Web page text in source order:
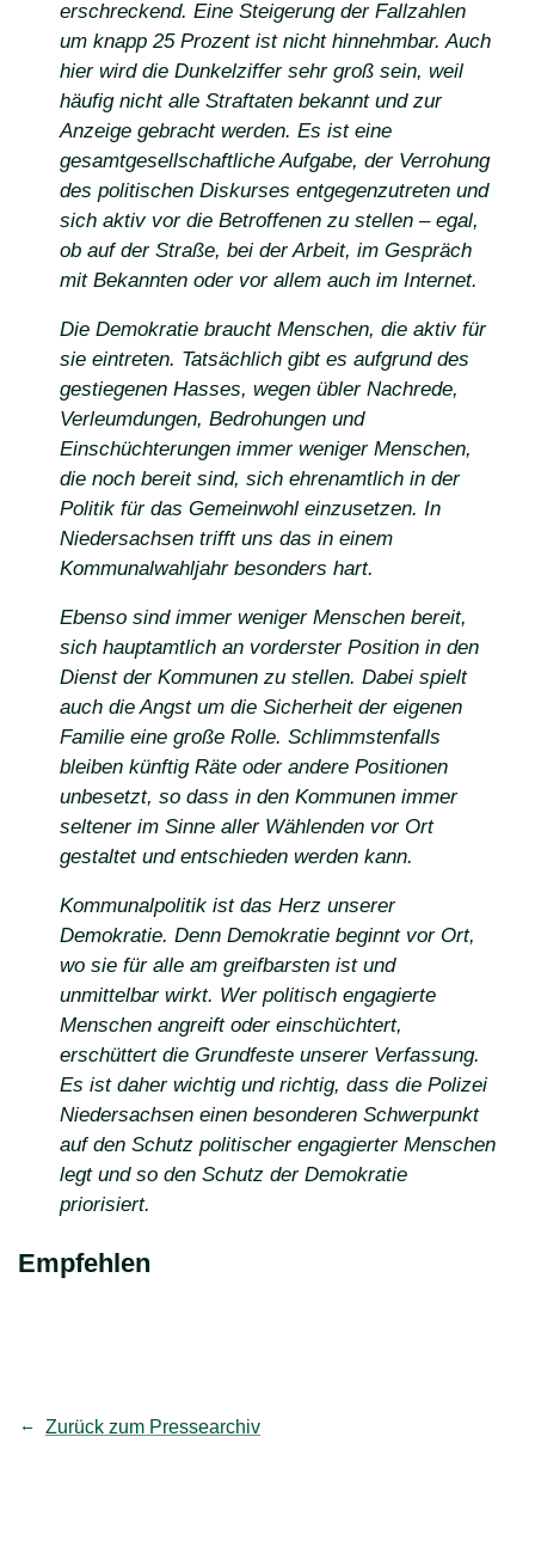
erschreckend. Eine Steigerung der Fallzahlen
um knapp 25 Prozent ist nicht hinnehmbar. Auch
hier wird die Dunkelziffer sehr groß sein, weil
häufig nicht alle Straftaten bekannt und zur
Anzeige gebracht werden. Es ist eine
gesamtgesellschaftliche Aufgabe, der Verrohung
des politischen Diskurses entgegenzutreten und
sich aktiv vor die Betroffenen zu stellen – egal,
ob auf der Straße, bei der Arbeit, im Gespräch
mit Bekannten oder vor allem auch im Internet.
Die Demokratie braucht Menschen, die aktiv für
sie eintreten. Tatsächlich gibt es aufgrund des
gestiegenen Hasses, wegen übler Nachrede,
Verleumdungen, Bedrohungen und
Einschüchterungen immer weniger Menschen,
die noch bereit sind, sich ehrenamtlich in der
Politik für das Gemeinwohl einzusetzen. In
Niedersachsen trifft uns das in einem
Kommunalwahljahr besonders hart.
Ebenso sind immer weniger Menschen bereit,
sich hauptamtlich an vorderster Position in den
Dienst der Kommunen zu stellen. Dabei spielt
auch die Angst um die Sicherheit der eigenen
Familie eine große Rolle. Schlimmstenfalls
bleiben künftig Räte oder andere Positionen
unbesetzt, so dass in den Kommunen immer
seltener im Sinne aller Wählenden vor Ort
gestaltet und entschieden werden kann.
Kommunalpolitik ist das Herz unserer
Demokratie. Denn Demokratie beginnt vor Ort,
wo sie für alle am greifbarsten ist und
unmittelbar wirkt. Wer politisch engagierte
Menschen angreift oder einschüchtert,
erschüttert die Grundfeste unserer Verfassung.
Es ist daher wichtig und richtig, dass die Polizei
Niedersachsen einen besonderen Schwerpunkt
auf den Schutz politischer engagierter Menschen
legt und so den Schutz der Demokratie
priorisiert.
Empfehlen
Zurück zum Pressearchiv